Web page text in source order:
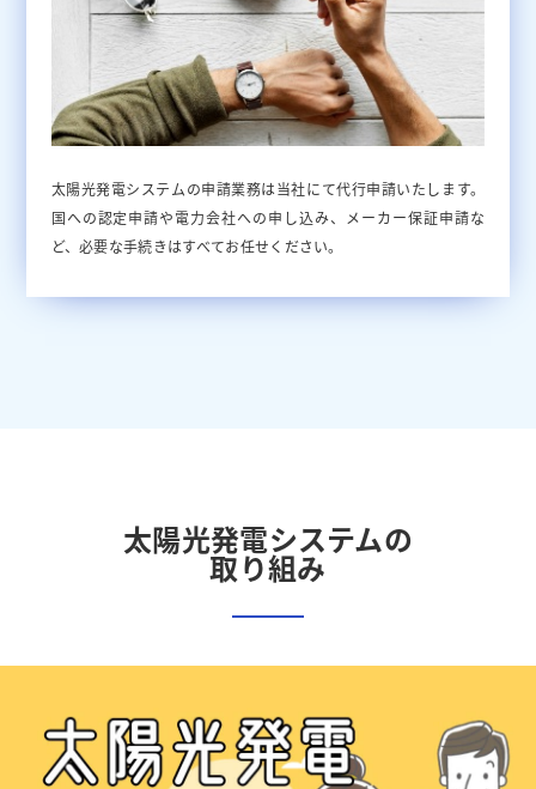
太陽光発電システムの申請業務は当社にて代行申請いたします。
国への認定申請や電力会社への申し込み、メーカー保証申請な
ど、必要な手続きはすべてお任せください。
太陽光発電システムの
取り組み